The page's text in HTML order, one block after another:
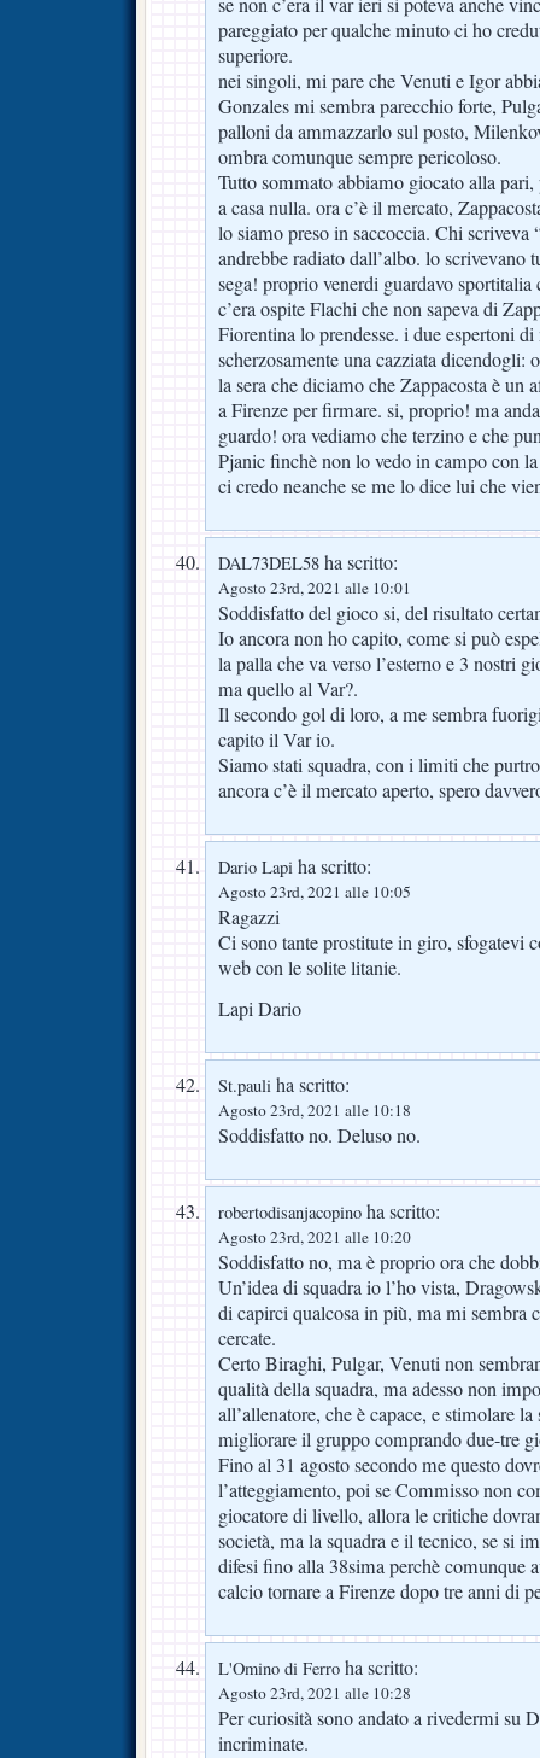
pareggiato per qualche minuto ci ho
superiore.
nei singoli, mi pare che Venuti e Igor
Gonzales mi sembra parecchio forte,
palloni da ammazzarlo sul posto,
ombra comunque sempre pericoloso.
Tutto sommato abbiamo giocato alla
a casa nulla. ora c’è il mercato,
lo siamo preso in saccoccia. Chi scriveva
andrebbe radiato dall’albo. lo scrivevano
sega! proprio venerdi guardavo
c’era ospite Flachi che non sapeva di
Fiorentina lo prendesse. i due espertoni
scherzosamente una cazziata dicendogli:
la sera che diciamo che Zappacosta è un
a Firenze per firmare. si, proprio! ma
guardo! ora vediamo che terzino e che
Pjanic finchè non lo vedo in campo con
ci credo neanche se me lo dice lui che
DAL73DEL58 ha scritto:
Agosto 23rd, 2021 alle 10:01
Soddisfatto del gioco si, del risultato
Io ancora non ho capito, come si può
la palla che va verso l’esterno e 3 nostri
ma quello al Var?.
Il secondo gol di loro, a me sembra
capito il Var io.
Siamo stati squadra, con i limiti che
ancora c’è il mercato aperto, spero
Dario Lapi ha scritto:
Agosto 23rd, 2021 alle 10:05
Ragazzi
Ci sono tante prostitute in giro, sfogatevi
web con le solite litanie.
Lapi Dario
St.pauli ha scritto:
Agosto 23rd, 2021 alle 10:18
Soddisfatto no. Deluso no.
robertodisanjacopino ha scritto:
Agosto 23rd, 2021 alle 10:20
Soddisfatto no, ma è proprio ora che
Un’idea di squadra io l’ho vista,
di capirci qualcosa in più, ma mi sembra
cercate.
Certo Biraghi, Pulgar, Venuti non
qualità della squadra, ma adesso non
all’allenatore, che è capace, e stimolare
migliorare il gruppo comprando due-tre
Fino al 31 agosto secondo me questo
l’atteggiamento, poi se Commisso non
giocatore di livello, allora le critiche
società, ma la squadra e il tecnico, se si
difesi fino alla 38sima perchè comunque
calcio tornare a Firenze dopo tre anni di
L'Omino di Ferro ha scritto:
Agosto 23rd, 2021 alle 10:28
Per curiosità sono andato a rivedermi su
incriminate.